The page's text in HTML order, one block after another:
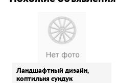
Ландшафтный дизайн,
коптильня сундук